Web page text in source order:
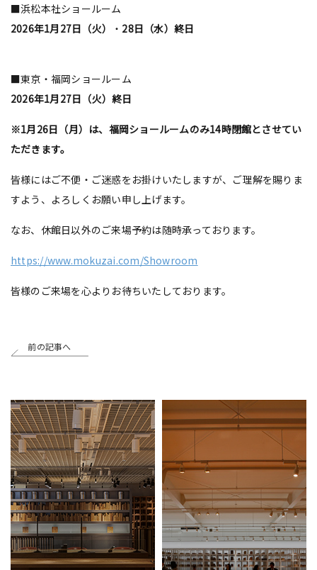
■浜松本社ショールーム
2026年1月27日（火）
・ 28日（水）終日
■東京・福岡ショールーム
2026年1月27日（火）終日
※1月26日（月）は、福岡ショールームのみ14時閉館とさせてい
ただきます。
皆様にはご不便・ご迷惑をお掛けいたしますが、ご理解を賜りま
すよう、よろしくお願い申し上げます。
なお、休館日以外のご来場予約は随時承っております。
https://www.mokuzai.com/Showroom
皆様のご来場を心よりお待ちいたしております。
前の記事へ